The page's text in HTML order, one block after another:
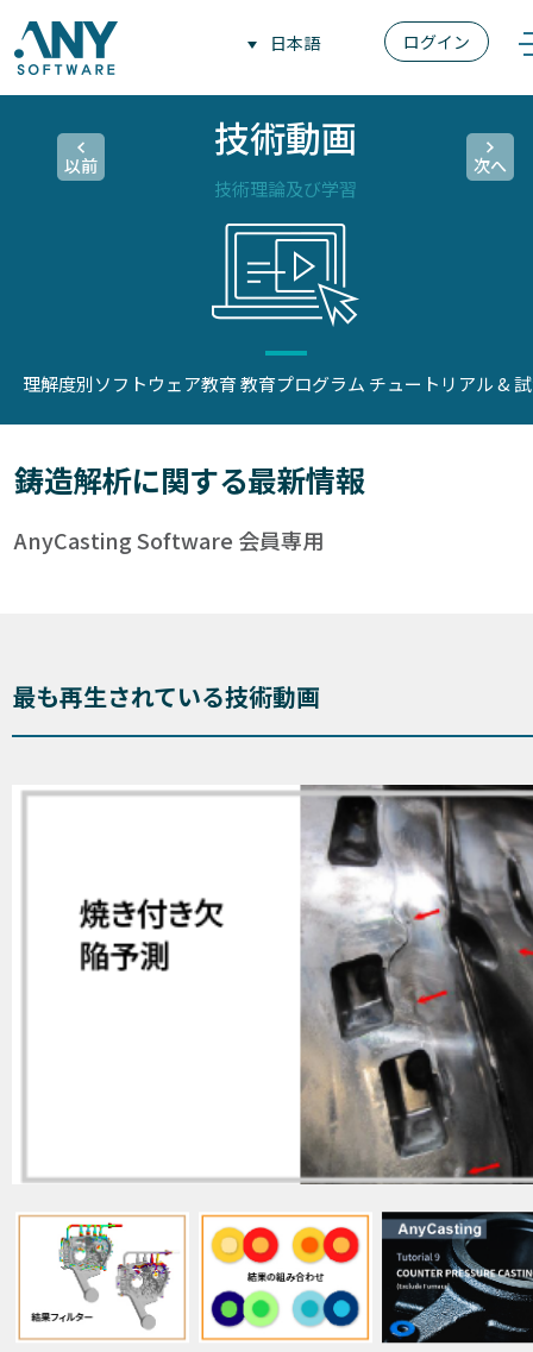
ログイン
日本語
技術動画
技術理論及び学習
次へ
以前
理解度別ソフトウェア教育教育プログラム チュートリアル &
鋳造解析に関する最新情報
AnyCasting Software 会員専用
最も再生されている技術動画